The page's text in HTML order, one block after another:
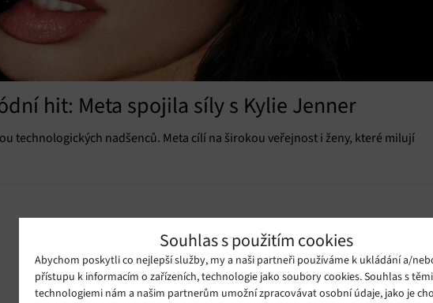
Souhlas s použitím cookies
Abychom poskytli co nejlepší služby, my a naši partneři používáme k ukládání a/
přístupu k informacím o zařízeních, technologie jako soubory cookies. Souhlas s
technologiemi nám a našim partnerům umožní zpracovávat osobní údaje, jako je
hit: Meta spojila síly s Kylie Jenner
technologických nadšenců. Meta cílí na širokou veřejnost i ženy, které milují